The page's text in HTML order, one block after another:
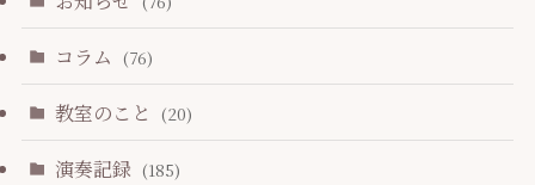
コラム (76)
教室のこと (20)
演奏記録 (185)